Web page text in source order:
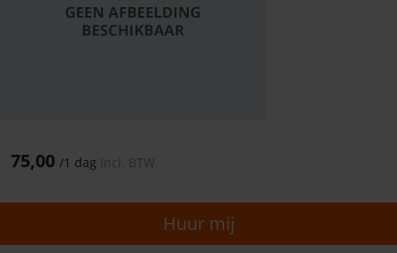
75,00 /1 dag Incl. BTW
Huur mij